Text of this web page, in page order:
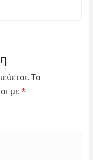
Τα
με *